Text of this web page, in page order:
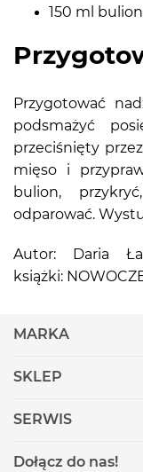
150 ml
Przygotować
podsmażyć
przeciśnięty
mięso i
bulion,
odparować.
Autor: Daria
książki:
MARKA
SKLEP
SERWIS
Dołącz do nas!